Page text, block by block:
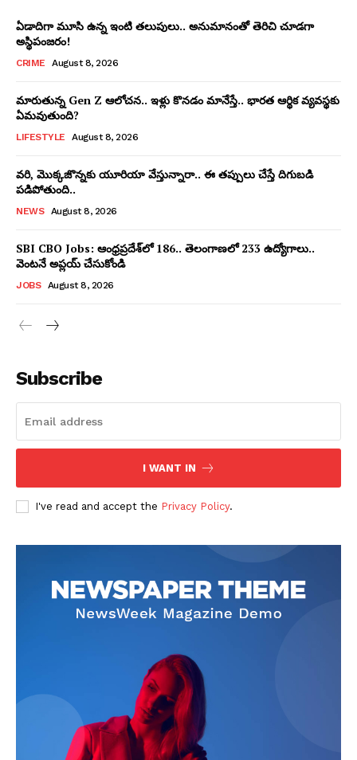
ఏడాదిగా మూసి ఉన్న ఇంటి తలుపులు.. అనుమానంతో తెరిచి చూడగా
అస్థిపంజరం!
CRIME August 8, 2026
మారుతున్న Gen Z ఆలోచన.. ఇళ్లు కొనడం మానేస్తే.. భారత ఆర్థిక వ్యవస్థకు
ఏమవుతుంది?
LIFESTYLE August 8, 2026
వరి, మొక్కజొన్నకు యూరియా వేస్తున్నారా.. ఈ తప్పులు చేస్తే దిగుబడి
పడిపోతుంది..
NEWS August 8, 2026
SBI CBO Jobs: ఆంధ్రప్రదేశ్‌లో 186.. తెలంగాణలో 233 ఉద్యోగాలు..
వెంటనే అప్లయ్‌ చేసుకోండి
JOBS August 8, 2026
Subscribe
I WANT IN
I've read and accept the Privacy Policy.